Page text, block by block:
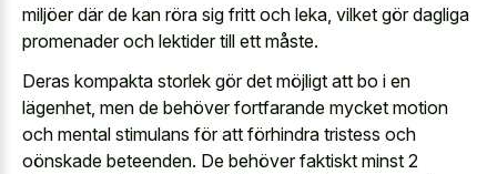
miljöer där de kan röra sig fritt och leka, vilket gör dagliga
promenader och lektider till ett måste.
Deras kompakta storlek gör det möjligt att bo i en
lägenhet, men de behöver fortfarande mycket motion
och mental stimulans för att förhindra tristess och
oönskade beteenden. De behöver faktiskt minst 2